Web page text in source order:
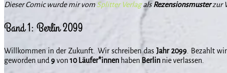
Dieser Comic wurde mir vom Splitter VerlagalsRezensionsmusterzur
Band 1: Berlin 2099
Willkommen in der Zukunft. Wir schreiben das Jahr 2099 . Bezahlt
geworden und 9von 10 Läufer*innen haben Berlin nie verlassen.